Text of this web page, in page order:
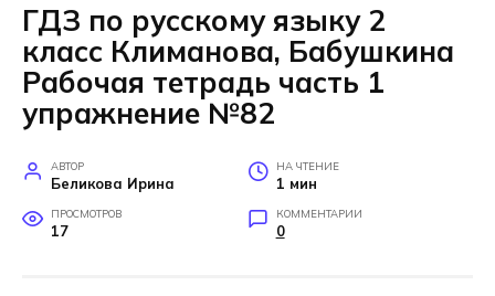
ГДЗ по русскому языку 2
класс Климанова, Бабушкина
Рабочая тетрадь часть 1
упражнение №82
АВТОР
Беликова Ирина
НА ЧТЕНИЕ
1 мин
ПРОСМОТРОВ
17
КОММЕНТАРИИ
0